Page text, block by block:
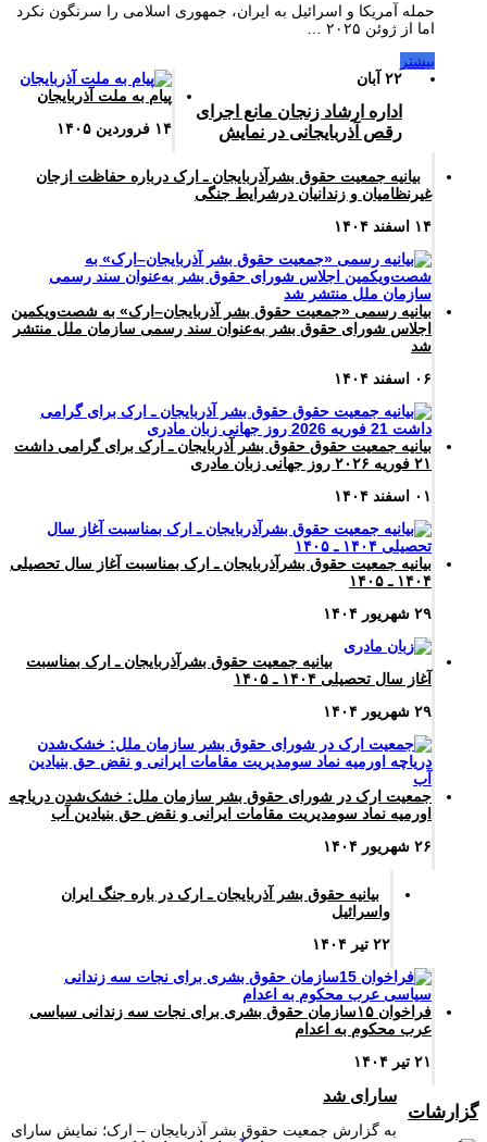
حمله آمریکا و اسرائیل به ایران، جمهوری اسلامی را سرنگون نکرد
اما از ژوئن ۲۰۲۵ …
بیشتر
پیام به ملت آذربایجان
۱۴ فروردین ۱۴۰۵
بیانیه جمعیت حقوق بشرآذربایجان ـ ارک درباره حفاظت ازجان
غیرنظامیان و زندانیان درشرایط جنگی
۱۴ اسفند ۱۴۰۴
بیانیه رسمی «جمعیت حقوق بشر آذربایجان–ارک» به شصت‌ویکمین
اجلاس شورای حقوق بشر به‌عنوان سند رسمی سازمان ملل منتشر
شد
۰۶ اسفند ۱۴۰۴
بیانیه جمعیت حقوق حقوق بشر آذربایجان ـ ارک برای گرامی داشت
۲۱ فوریه ۲۰۲۶ روز جهانی زبان مادری
۰۱ اسفند ۱۴۰۴
بیانیه جمعیت حقوق بشرآذربایجان ـ ارک بمناسبت آغاز سال تحصیلی
۱۴۰۴ ـ ۱۴۰۵
۲۹ شهریور ۱۴۰۴
بیانیه جمعیت حقوق بشرآذربایجان ـ ارک بمناسبت
آغاز سال تحصیلی ۱۴۰۴ ـ ۱۴۰۵
۲۹ شهریور ۱۴۰۴
جمعیت ارک در شورای حقوق بشر سازمان ملل: خشک‌شدن دریاچه
اورمیه نماد سو‌مدیریت مقامات ایرانی و نقض حق بنیادین آب
۲۶ شهریور ۱۴۰۴
بیانیه حقوق بشر آذربایجان ـ ارک در باره جنگ ایران
واسرائیل
۲۲ تیر ۱۴۰۴
فراخوان ۱۵سازمان حقوق بشری برای نجات سه زندانی سیاسی
عرب محکوم به اعدام
۲۱ تیر ۱۴۰۴
گزارشات
۲۲ آبان
اداره ارشاد زنجان مانع اجرای
رقص آذربایجانی در نمایش
سارای شد
به گزارش جمعیت حقوق بشر آذربایجان – ارک؛ نمایش سارای